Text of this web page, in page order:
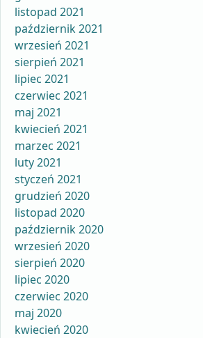
listopad 2021
październik 2021
wrzesień 2021
sierpień 2021
lipiec 2021
czerwiec 2021
maj 2021
kwiecień 2021
marzec 2021
luty 2021
styczeń 2021
grudzień 2020
listopad 2020
październik 2020
wrzesień 2020
sierpień 2020
lipiec 2020
czerwiec 2020
maj 2020
kwiecień 2020